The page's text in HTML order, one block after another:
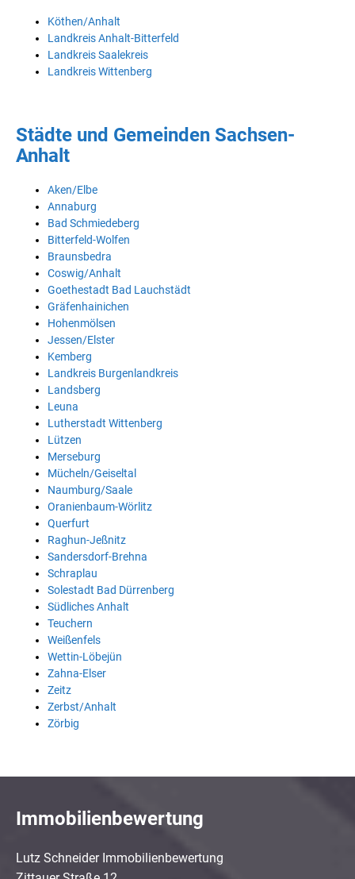
Köthen/Anhalt
Landkreis Anhalt-Bitterfeld
Landkreis Saalekreis
Landkreis Wittenberg
Städte und Gemeinden Sachsen-
Anhalt
Aken/Elbe
Annaburg
Bad Schmiedeberg
Bitterfeld-Wolfen
Braunsbedra
Coswig/Anhalt
Goethestadt Bad Lauchstädt
Gräfenhainichen
Hohenmölsen
Jessen/Elster
Kemberg
Landkreis Burgenlandkreis
Landsberg
Leuna
Lutherstadt Wittenberg
Lützen
Merseburg
Mücheln/Geiseltal
Naumburg/Saale
Oranienbaum-Wörlitz
Querfurt
Raghun-Jeßnitz
Sandersdorf-Brehna
Schraplau
Solestadt Bad Dürrenberg
Südliches Anhalt
Teuchern
Weißenfels
Wettin-Löbejün
Zahna-Elser
Zeitz
Zerbst/Anhalt
Zörbig
Immobilienbewertung
Lutz Schneider Immobilienbewertung